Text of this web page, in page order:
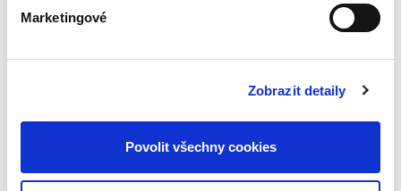
Marketingové
Zobrazit detaily
Povolit všechny cookies
prostoru nastínit základní prvky a principy
Základy
mezinárodního